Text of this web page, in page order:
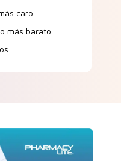
caro.
más barato.